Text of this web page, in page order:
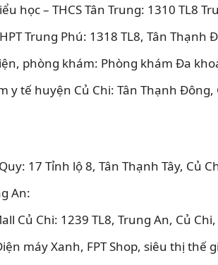
học – THCS Tân Trung: 1310 TL8
Trung Phú: 1318 TL8, Tân Thạnh
phòng khám: Phòng khám Đa
y tế huyện Củ Chi: Tân Thạnh Đông,
17 Tỉnh lộ 8, Tân Thạnh Tây, Củ
An:
Củ Chi: 1239 TL8, Trung An, Củ Chi,
máy Xanh, FPT Shop, siêu thị thế